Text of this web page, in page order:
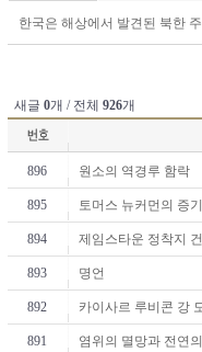
한국은 해상에서 발견된 북한
새글 0개 / 전체 926개
896 원소의 역경루 함락
895 토머스 뉴커먼의 증
894 제임스타운 정착지
893 명언
892 카이사르 루비콘 강
891 염위의 멸망과 전연